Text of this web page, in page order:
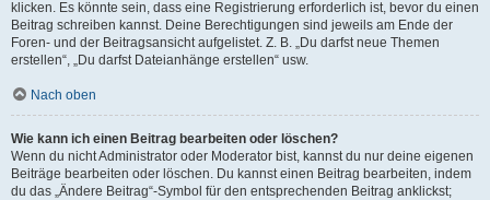
klicken. Es könnte sein, dass eine Registrierung erforderlich ist, bevor du einen
Beitrag schreiben kannst. Deine Berechtigungen sind jeweils am Ende der
Foren- und der Beitragsansicht aufgelistet. Z. B. „Du darfst neue Themen
erstellen“, „Du darfst Dateianhänge erstellen“ usw.
Nach oben
Wie kann ich einen Beitrag bearbeiten oder löschen?
Wenn du nicht Administrator oder Moderator bist, kannst du nur deine eigenen
Beiträge bearbeiten oder löschen. Du kannst einen Beitrag bearbeiten, indem
du das „Ändere Beitrag“-Symbol für den entsprechenden Beitrag anklickst;